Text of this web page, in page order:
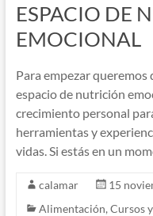
ESPACIO DE
EMOCIONAL
Para empezar queremos
espacio de nutrición
crecimiento personal
herramientas y
vidas. Si estás en un
calamar
15
Alimentación, Cursos